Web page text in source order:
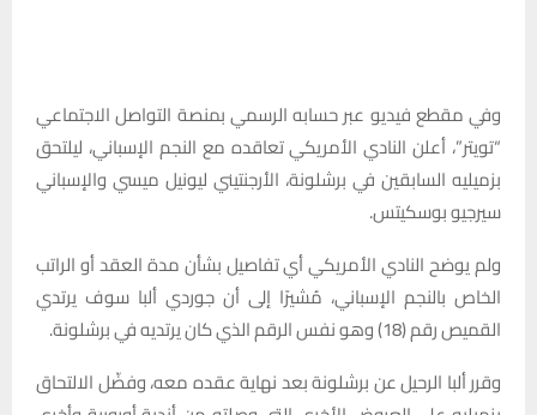
وفي مقطع فيديو عبر حسابه الرسمي بمنصة التواصل الاجتماعي
“تويتر”، أعلن النادي الأمريكي تعاقده مع النجم الإسباني، ليلتحق
بزميليه السابقين في برشلونة، الأرجنتيني ليونيل ميسي والإسباني
سيرجيو بوسكيتس.
ولم يوضح النادي الأمريكي أي تفاصيل بشأن مدة العقد أو الراتب
الخاص بالنجم الإسباني، مُشيرًا إلى أن جوردي ألبا سوف يرتدي
القميص رقم (18) وهو نفس الرقم الذي كان يرتديه في برشلونة.
وقرر ألبا الرحيل عن برشلونة بعد نهاية عقده معه، وفضّل الالتحاق